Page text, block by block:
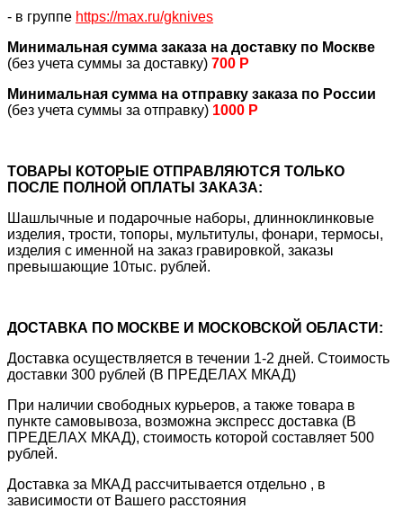
- в группе https://max.ru/gknives
Минимальная сумма заказа на доставку по Москве
(без учета суммы за доставку) 700 Р
Минимальная сумма на отправку заказа по России
(без учета суммы за отправку) 1000 Р
ТОВАРЫ КОТОРЫЕ ОТПРАВЛЯЮТСЯ ТОЛЬКО
ПОСЛЕ ПОЛНОЙ ОПЛАТЫ ЗАКАЗА:
Шашлычные и подарочные наборы, длинноклинковые
изделия, трости, топоры, мультитулы, фонари, термосы,
изделия с именной на заказ гравировкой, заказы
превышающие 10тыс. рублей.
ДОСТАВКА ПО МОСКВЕ И МОСКОВСКОЙ ОБЛАСТИ:
Доставка осуществляется в течении 1-2 дней. Стоимость
доставки 300 рублей (В ПРЕДЕЛАХ МКАД)
При наличии свободных курьеров, а также товара в
пункте самовывоза, возможна экспресс доставка (В
ПРЕДЕЛАХ МКАД), стоимость которой составляет 500
рублей.
Доставка за МКАД рассчитывается отдельно , в
зависимости от Вашего расстояния